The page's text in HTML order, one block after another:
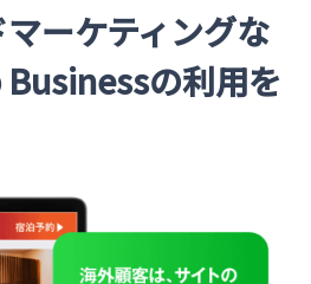
ーケティングな
の利用を